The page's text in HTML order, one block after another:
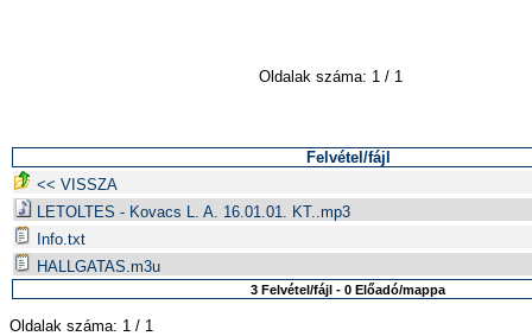
Oldalak száma: 1 / 1
Felvétel/fájl
<< VISSZA
LETOLTES - Kovacs L. A. 16.01.01. KT..mp3
Info.txt
HALLGATAS.m3u
3 Felvétel/fájl - 0 Előadó/mappa
Oldalak száma: 1 / 1